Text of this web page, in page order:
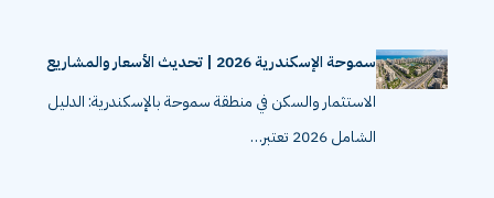
سموحة الإسكندرية 2026 | تحديث الأسعار والمشاريع
الاستثمار والسكن في منطقة سموحة بالإسكندرية: الدليل
الشامل 2026 تعتبر…